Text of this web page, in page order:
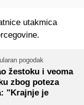
utakmica
pogodak
žestoku i veoma
zbog poteza
"Krajnje je